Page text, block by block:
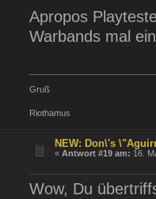
Apropos
Warbands mal
Gruß
Riothamus
NEW: Don\'s
«Antwort #19 am: 16.
Wow, Du